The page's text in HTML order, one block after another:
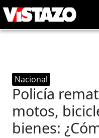
Nacional
Policía
motos,
bienes: